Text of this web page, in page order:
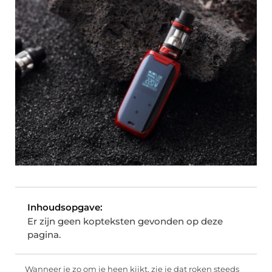
Inhoudsopgave:
Er zijn geen kopteksten gevonden op deze
pagina.
Wanneer je zo om je heen kijkt, zie je dat roken steeds